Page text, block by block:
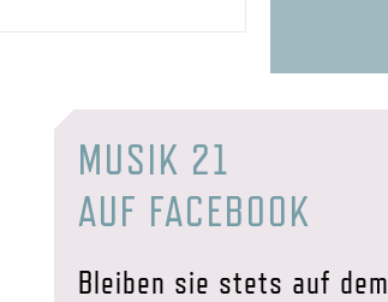
MUSIK 21
AUF FACEBOOK
Bleiben sie stets auf dem